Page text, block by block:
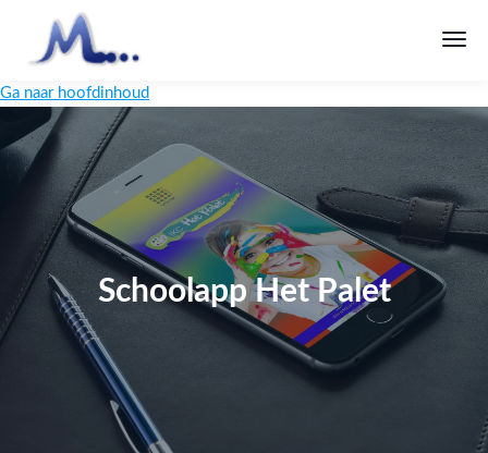
Ga naar hoofdinhoud
Schoolapp Het Palet